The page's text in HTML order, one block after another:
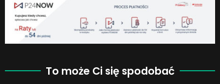
To może Ci się spodobać